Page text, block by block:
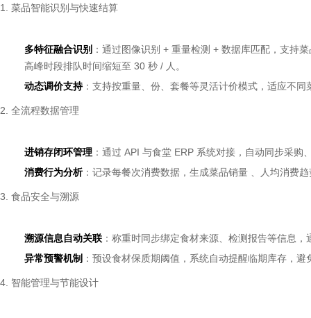
1. 菜品智能识别与快速结算
多特征融合识别 ：通过图像识别 + 重量检测 + 数据库匹配，支持
高峰时段排队时间缩短至 30 秒 / 人。
动态调价支持：支持按重量、份、套餐等灵活计价模式，适应不
2. 全流程数据管理
进销存闭环管理 ：通过 API 与食堂 ERP 系统对接，自动同步采
消费行为分析：记录每餐次消费数据，生成菜品销量 、人均消费
3. 食品安全与溯源
溯源信息自动关联 ：称重时同步绑定食材来源、检测报告等信息
异常预警机制 ：预设食材保质期阈值，系统自动提醒临期库存，避
4. 智能管理与节能设计